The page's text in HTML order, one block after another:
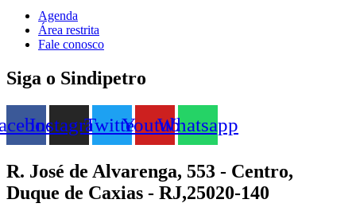
Agenda
Área restrita
Fale conosco
Siga o Sindipetro
InstagramTwitterYoutubeWhatsapp
R. José de Alvarenga, 553 - Centro,
Duque de Caxias - RJ,25020-140